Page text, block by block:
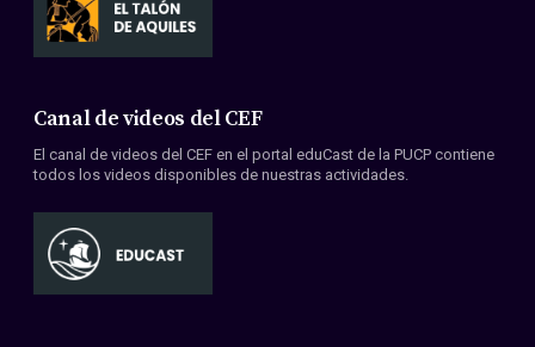
Canal de videos del CEF
El canal de videos del CEF en el portal eduCast de la PUCP contiene
todos los videos disponibles de nuestras actividades.